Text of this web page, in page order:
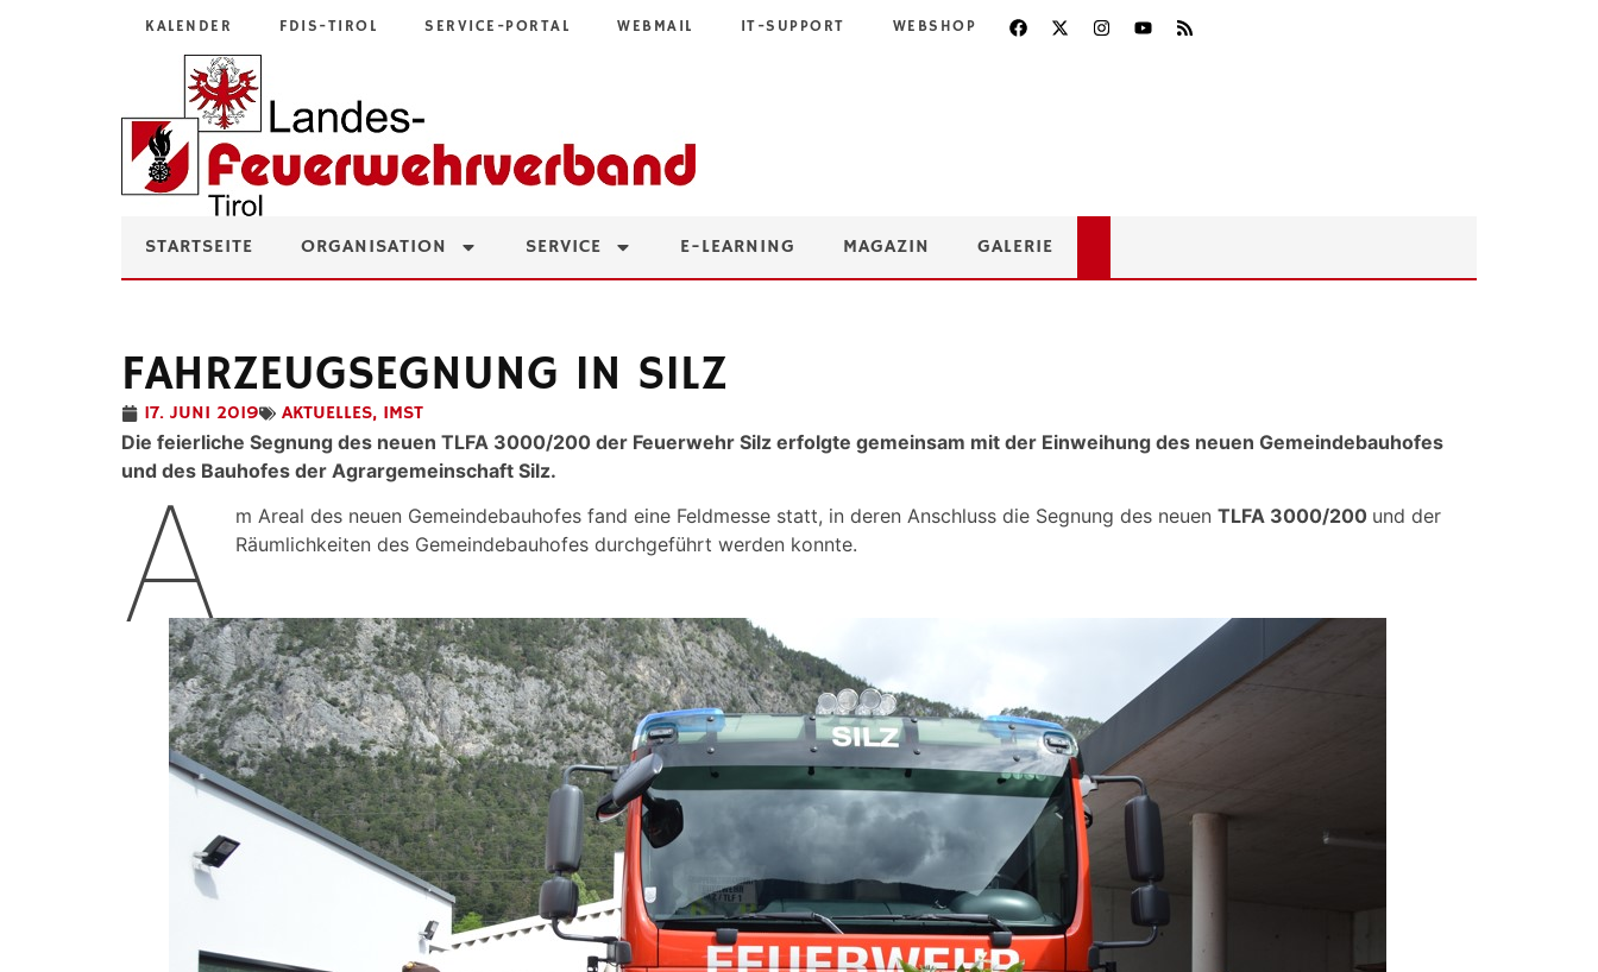
KALENDER FDIS-TIROL SERVICE-PORTAL WEBMAIL IT-SUPPORT WEBSHOP
STARTSEITE ORGANISATION SERVICE E-LEARNING MAGAZIN GALERIE
FAHRZEUGSEGNUNG IN SILZ
17. JUNI 2019 AKTUELLES, IMST
Die feierliche Segnung des neuen TLFA 3000/200 der Feuerwehr Silz erfolgte gemeinsam mit der Einweihung des neuen Gemeindebauhofes
und des Bauhofes der Agrargemeinschaft Silz.
A m Areal des neuen Gemeindebauhofes fand eine Feldmesse statt, in deren Anschluss die Segnung des neuenTLFA 3000/200 und der
Räumlichkeiten des Gemeindebauhofes durchgeführt werden konnte.